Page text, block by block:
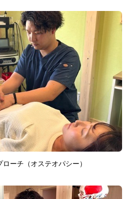
ーチ（オステオパシー）